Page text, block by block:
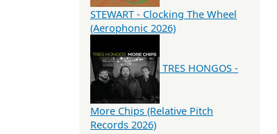
STEWART - Clocking The Wheel
(Aerophonic 2026)
TRES HONGOS -
More Chips (Relative Pitch
Records 2026)